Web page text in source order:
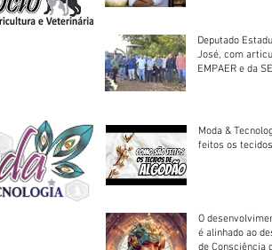
Deputado
José, com
EMPAER e da
Moda &
feitos os
O
é alinhado ao